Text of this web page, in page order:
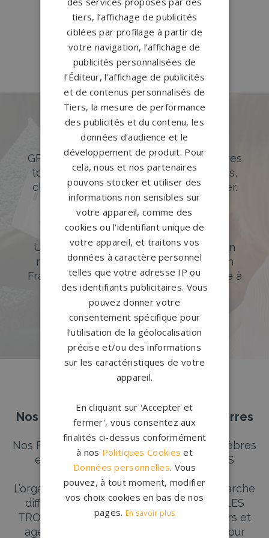
Elbeuf→
Pompes funèbres ST NICOLAS
D'ALIERMONT→
Des pierres tombales uniques et
originales
GPG Granit offre un large choix de pierres
tombales en granit de styles modernes,
classiques ou originales à personnaliser.
DÉCOUVREZ NOTRE CATALOGUE
Accompagnement sur-mesure
Un accompagnement sur mesure et un
réseau de 1200 partenaires partout en
France. Personnalisation avancée grâce à
notre configurateur 3D en ligne.
PERSONNALISEZ VOTRE MONUMENT
Nos pierres tombales à Les Trois-Pierres
Nos Partenaires Agences de Pompes Funèbres
et de Marbrerie Funéraire à LES TROIS
PIERRES
L’organisation des obsèques est une démarche
difficile pour les familles endeuillées. À LES
TROIS PIERRES, nos partenaires marbriers et
agences de pompes funèbres sont là pour
tiers, l’affichage de publicités
ciblées par profilage à partir de
votre navigation, l'affichage de
publicités personnalisées de
l’Éditeur, l'affichage de publicités
et de contenus personnalisés de
Tiers, la mesure de performance
des publicités et du contenu, les
données d’audience et le
développement de produit. Pour
cela, nous et nos partenaires
pouvons stocker et utiliser des
informations non sensibles sur
votre appareil, comme des
cookies ou l'identifiant unique de
votre appareil, et traitons vos
données à caractère personnel
telles que votre adresse IP ou
des identifiants publicitaires. Vous
pouvez donner votre
consentement spécifique pour
l’utilisation de la géolocalisation
précise et/ou des informations
sur les caractéristiques de votre
appareil.
En cliquant sur 'Accepter et
fermer', vous consentez aux
finalités ci-dessus conformément
à nos Politiques Cookies et
Données personnelles. Vous
pouvez, à tout moment, modifier
vos choix cookies en bas de nos
pages. En savoir plus